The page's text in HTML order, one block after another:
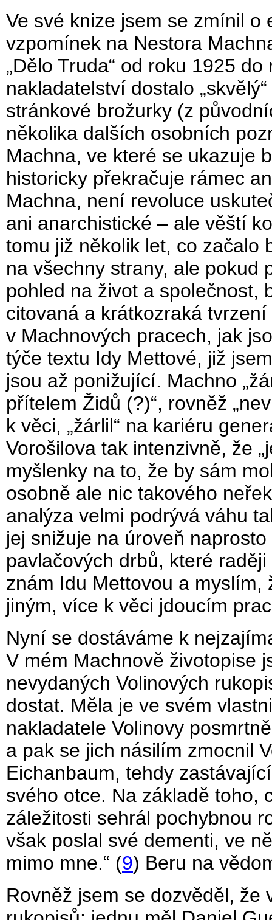
Ve své knize jsem se zmínil o
vzpomínek na Nestora
„Dělo Truda“ od roku 1925
nakladatelství dostalo
stránkové brožurky (z
několika dalších osobních
Machna, ve které se ukazuje
historicky překračuje rámec
Machna, není revoluce
ani anarchistické – ale věští
tomu již několik let, co začalo
na všechny strany, ale pokud
pohled na život a společnost,
citovaná a krátkozraká
v Machnových pracech, jak
týče textu Idy Mettové, již
jsou až ponižující. Machno
přítelem Židů (?)“, rovněž
k věci, „žárlil“ na kariéru
Vorošilova tak intenzivně, že
myšlenky na to, že by sám
osobně ale nic takového
analýza velmi podrývá váhu
jej snižuje na úroveň
pavlačových drbů, které
znám Idu Mettovou a
jiným, více k věci jdoucím
Nyní se dostáváme k
V mém Machnově životopise
nevydaných Volinových
dostat. Měla je ve svém
nakladatele Volinovy
a pak se jich násilím zmocnil
Eichanbaum, tehdy
svého otce. Na základě toho,
záležitosti sehrál pochybnou
však poslal své dementi, ve
mimo mne.“ (9) Beru na
Rovněž jsem se dozvěděl,